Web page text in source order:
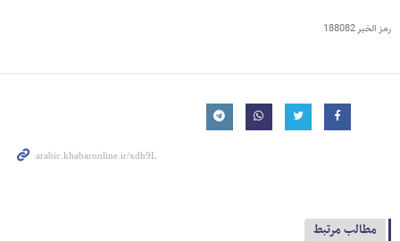
رمز الخبر188082
مطالب مرتبط